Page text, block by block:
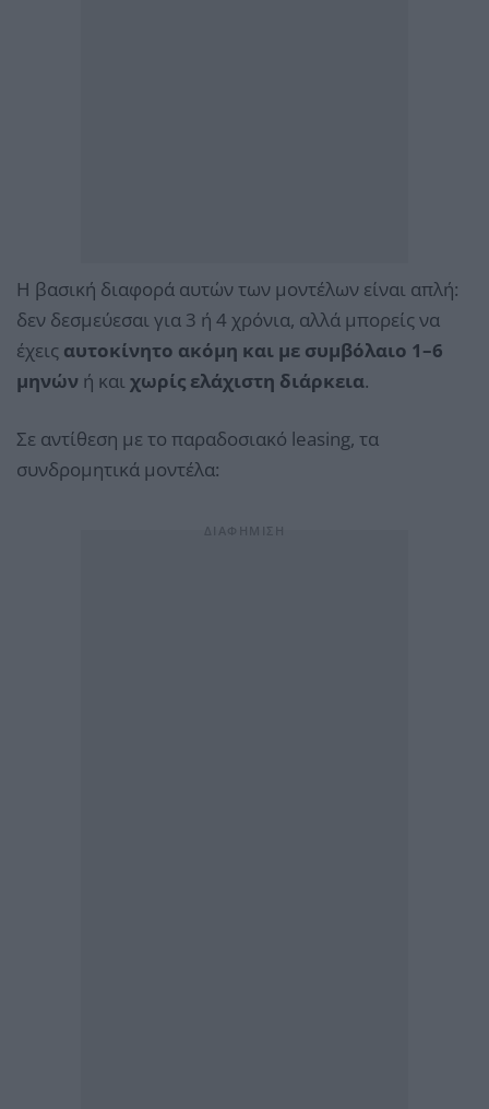
Η βασική διαφορά αυτών των μοντέλων είναι απλή:
δεν δεσμεύεσαι για 3 ή 4 χρόνια, αλλά μπορείς να
έχεις αυτοκίνητο ακόμη και με συμβόλαιο 1–6
μηνών ή και χωρίς ελάχιστη διάρκεια.
Σε αντίθεση με το παραδοσιακό leasing, τα
συνδρομητικά μοντέλα: